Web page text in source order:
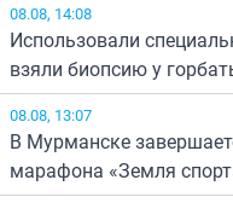
08.08, 14:08
Использовали
взяли биопсию у
08.08, 13:07
В Мурманске
марафона «Земля